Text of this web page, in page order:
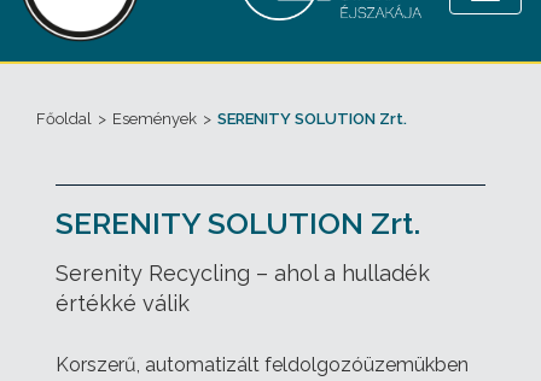
Főoldal > Események > SERENITY SOLUTION Zrt.
SERENITY SOLUTION Zrt.
Serenity Recycling – ahol a hulladék
értékké válik
Korszerű, automatizált feldolgozóüzemükben